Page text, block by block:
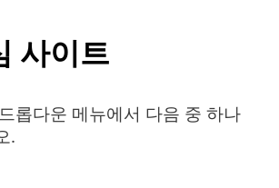
사이트
롭다운 메뉴에서 다음 중 하나
.